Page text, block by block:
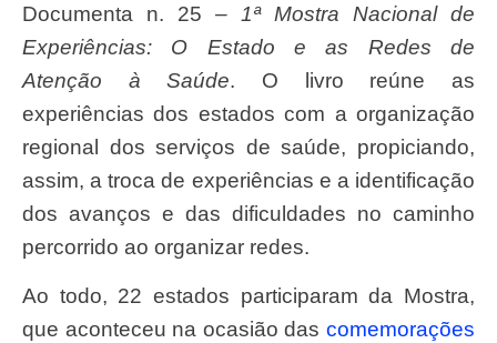
Documenta n. 25 – 1ª Mostra Nacional de
Experiências: O Estado e as Redes de
Atenção à Saúde. O livro reúne as
experiências dos estados com a organização
regional dos serviços de saúde, propiciando,
assim, a troca de experiências e a identificação
dos avanços e das dificuldades no caminho
percorrido ao organizar redes.
Ao todo, 22 estados participaram da Mostra,
que aconteceu na ocasião das comemorações